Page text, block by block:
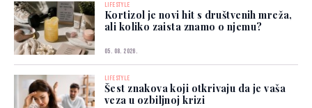
LIFESTYLE
Kortizol je novi hit s društvenih mreža,
ali koliko zaista znamo o njemu?
05. 08. 2026.
LIFESTYLE
Šest znakova koji otkrivaju da je vaša
veza u ozbiljnoj krizi